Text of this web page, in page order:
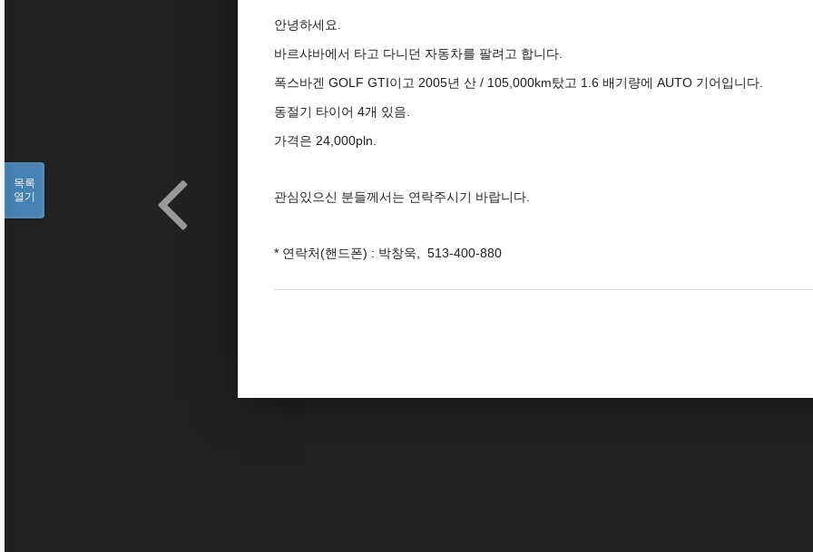
안녕하세요.
바르샤바에서 타고 다니던 자동차를 팔려고 합니다.
폭스바겐 GOLF GTI이고 2005년 산 / 105,000km탔고 1.6 배기량에 AUTO 기어입니다.
동절기 타이어 4개 있음.
가격은 24,000pln.
관심있으신 분들께서는 연락주시기 바랍니다.
* 연락처(핸드폰) : 박창욱, 513-400-880
목록
열기